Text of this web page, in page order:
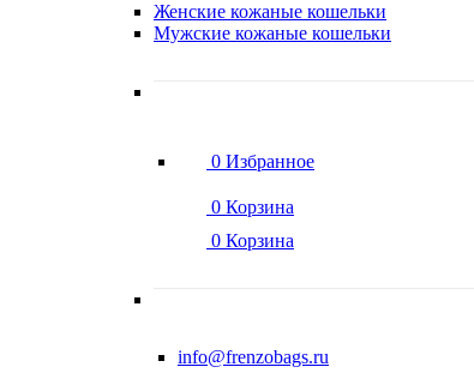
Женские кожаные кошельки
Мужские кожаные кошельки
0 Избранное
0 Корзина
0 Корзина
info@frenzobags.ru